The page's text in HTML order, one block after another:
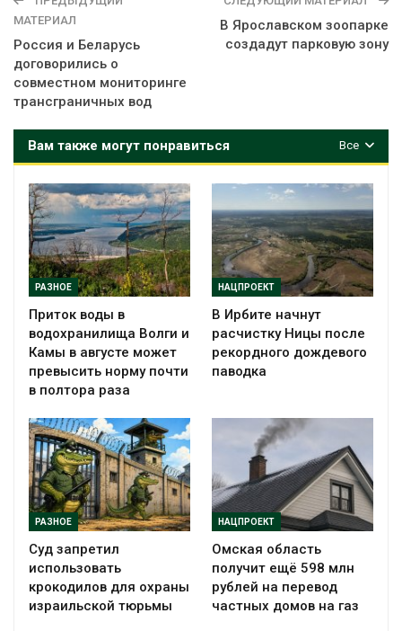
МАТЕРИАЛ
Россия и Беларусь
договорились о
совместном мониторинге
трансграничных вод
В Ярославском зоопарке
создадут парковую зону
Все
Вам также могут понравиться
РАЗНОЕ
Приток воды в
водохранилища Волги и
Камы в августе может
превысить норму почти
в полтора раза
НАЦПРОЕКТ
В Ирбите начнут
расчистку Ницы после
рекордного дождевого
паводка
РАЗНОЕ
Суд запретил
использовать
крокодилов для охраны
израильской тюрьмы
НАЦПРОЕКТ
Омская область
получит ещё 598 млн
рублей на перевод
частных домов на газ